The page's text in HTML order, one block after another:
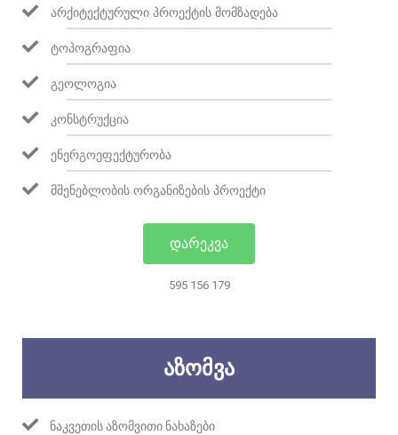
ᲐᲠᲥᲘᲢᲔᲥᲢᲣᲠᲣᲚᲘ ᲞᲠᲝᲔᲥᲢᲘᲡ ᲛᲝᲛᲖᲐᲓᲔᲑᲐ
ᲢᲝᲞᲝᲒᲠᲐᲤᲘᲐ
ᲒᲔᲝᲚᲝᲒᲘᲐ
ᲙᲝᲜᲡᲢᲠᲣᲥᲪᲘᲐ
ᲔᲜᲔᲠᲒᲝᲔᲤᲔᲥᲢᲣᲠᲝᲑᲐ
ᲛᲨᲔᲜᲔᲑᲚᲝᲑᲘᲡ ᲝᲠᲒᲐᲜᲘᲖᲔᲑᲘᲡ ᲞᲠᲝᲔᲥᲢᲘ
ᲓᲐᲠᲔᲙᲕᲐ
595 156 179
ᲐᲖᲝᲛᲕᲐ
ᲜᲐᲙᲕᲔᲗᲘᲡ ᲐᲖᲝᲛᲕᲘᲗᲘ ᲜᲐᲮᲐᲖᲔᲑᲘ